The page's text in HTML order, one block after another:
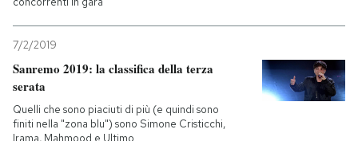
SHOP
CALENDARIO
AREA PERSONALE
7/2/2019
Sanremo 2019: la classifica della terza
serata
Quelli che sono piaciuti di più (e quindi sono
finiti nella "zona blu") sono Simone Cristicchi,
Irama, Mahmood e Ultimo